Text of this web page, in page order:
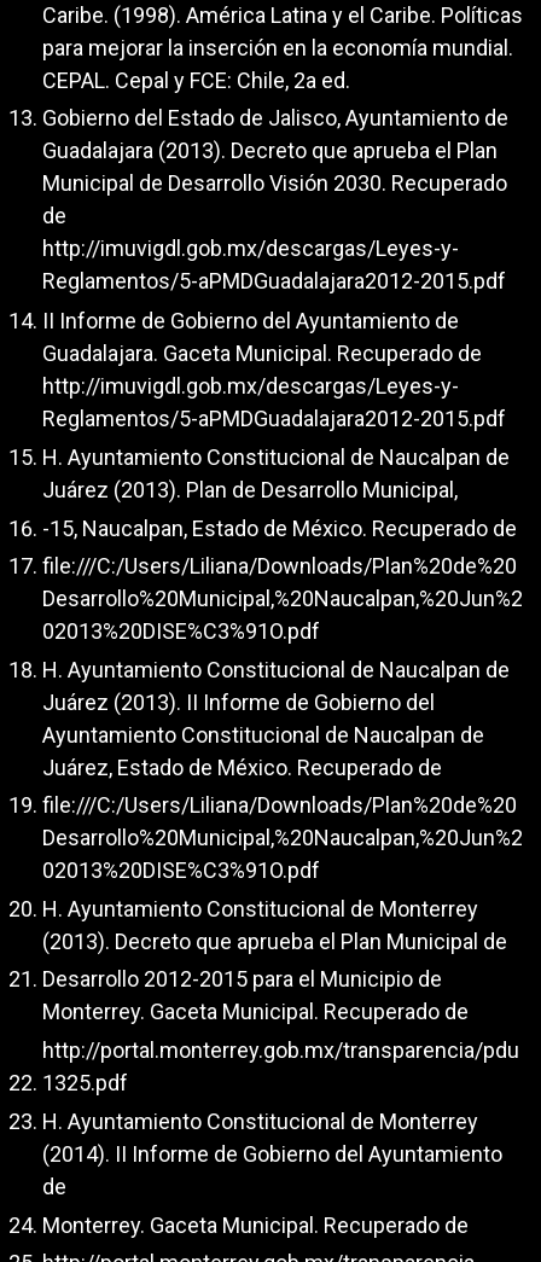
Caribe. (1998). América Latina y el Caribe. Políticas
para mejorar la inserción en la economía mundial.
CEPAL. Cepal y FCE: Chile, 2a ed.
Gobierno del Estado de Jalisco, Ayuntamiento de
Guadalajara (2013). Decreto que aprueba el Plan
Municipal de Desarrollo Visión 2030. Recuperado
de
http://imuvigdl.gob.mx/descargas/Leyes-y-
Reglamentos/5-aPMDGuadalajara2012-2015.pdf
II Informe de Gobierno del Ayuntamiento de
Guadalajara. Gaceta Municipal. Recuperado de
http://imuvigdl.gob.mx/descargas/Leyes-y-
Reglamentos/5-aPMDGuadalajara2012-2015.pdf
H. Ayuntamiento Constitucional de Naucalpan de
Juárez (2013). Plan de Desarrollo Municipal,
-15, Naucalpan, Estado de México. Recuperado de
file:///C:/Users/Liliana/Downloads/Plan%20de%20
Desarrollo%20Municipal,%20Naucalpan,%20Jun%2
02013%20DISE%C3%91O.pdf
H. Ayuntamiento Constitucional de Naucalpan de
Juárez (2013). II Informe de Gobierno del
Ayuntamiento Constitucional de Naucalpan de
Juárez, Estado de México. Recuperado de
file:///C:/Users/Liliana/Downloads/Plan%20de%20
Desarrollo%20Municipal,%20Naucalpan,%20Jun%2
02013%20DISE%C3%91O.pdf
H. Ayuntamiento Constitucional de Monterrey
(2013). Decreto que aprueba el Plan Municipal de
Desarrollo 2012-2015 para el Municipio de
Monterrey. Gaceta Municipal. Recuperado de
http://portal.monterrey.gob.mx/transparencia/pdu
1325.pdf
H. Ayuntamiento Constitucional de Monterrey
(2014). II Informe de Gobierno del Ayuntamiento
de
Monterrey. Gaceta Municipal. Recuperado de